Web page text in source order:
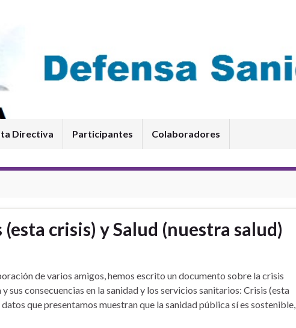
Directiva Participantes Colaboradores
crisis) y Salud (nuestra salud)
de varios amigos, hemos escrito un documento sobre la crisis
sus consecuencias en la sanidad y los servicios sanitarios: Crisis (esta
que presentamos muestran que la sanidad pública sí es sostenible,